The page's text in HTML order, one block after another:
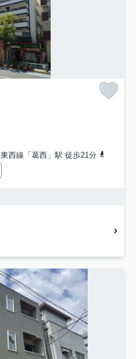
東西線「葛西」駅 徒歩21分